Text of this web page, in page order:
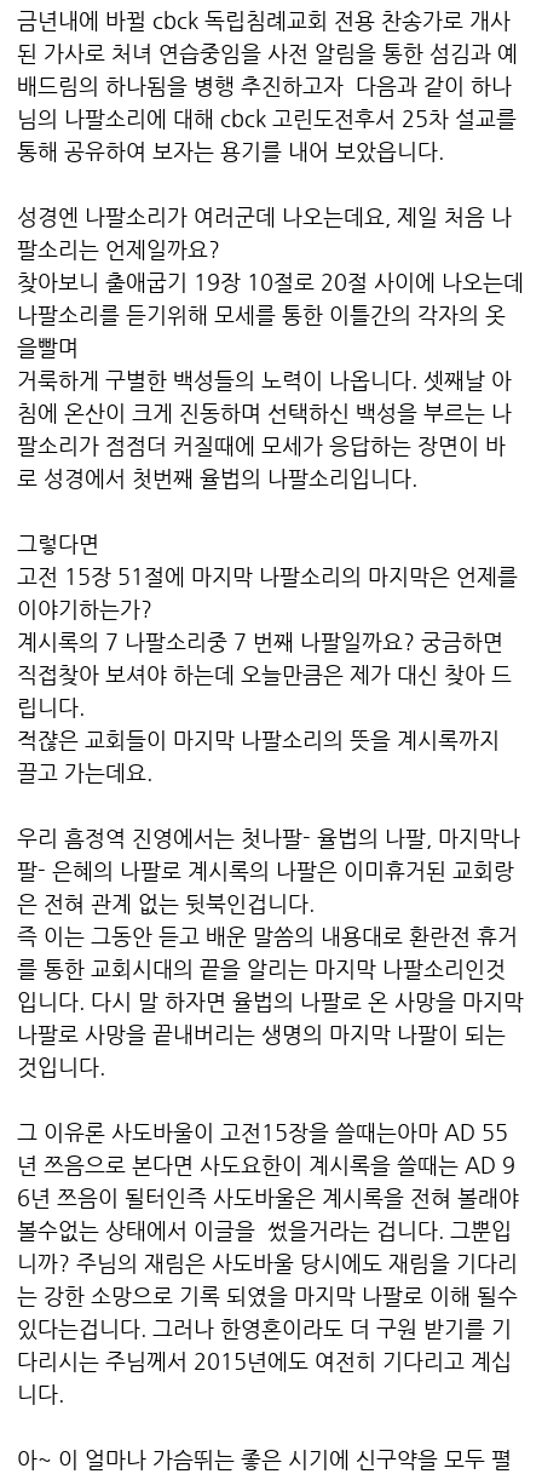
금년내에 바뀔 cbck 독립침례교회 전용 찬송가로 개사
된 가사로 처녀 연습중임을 사전 알림을 통한 섬김과 예
배드림의 하나됨을 병행 추진하고자 다음과 같이 하나
님의 나팔소리에 대해 cbck 고린도전후서 25차 설교를
통해 공유하여 보자는 용기를 내어 보았읍니다.
성경엔 나팔소리가 여러군데 나오는데요, 제일 처음 나
팔소리는 언제일까요?
찾아보니 출애굽기 19장 10절로 20절 사이에 나오는데
나팔소리를 듣기위해 모세를 통한 이틀간의 각자의 옷
을빨며
거룩하게 구별한 백성들의 노력이 나옵니다. 셋째날 아
침에 온산이 크게 진동하며 선택하신 백성을 부르는 나
팔소리가 점점더 커질때에 모세가 응답하는 장면이 바
로 성경에서 첫번째 율법의 나팔소리입니다.
그렇다면
고전 15장 51절에 마지막 나팔소리의 마지막은 언제를
이야기하는가?
계시록의 7 나팔소리중 7 번째 나팔일까요? 궁금하면
직접찾아 보셔야 하는데 오늘만큼은 제가 대신 찾아 드
립니다.
적쟎은 교회들이 마지막 나팔소리의 뜻을 계시록까지
끌고 가는데요.
우리 흠정역 진영에서는 첫나팔- 율법의 나팔, 마지막나
팔- 은혜의 나팔로 계시록의 나팔은 이미휴거된 교회랑
은 전혀 관계 없는 뒷북인겁니다.
즉 이는 그동안 듣고 배운 말씀의 내용대로 환란전 휴거
를 통한 교회시대의 끝을 알리는 마지막 나팔소리인것
입니다. 다시 말 하자면 율법의 나팔로 온 사망을 마지막
나팔로 사망을 끝내버리는 생명의 마지막 나팔이 되는
것입니다.
그 이유론 사도바울이 고전15장을 쓸때는아마 AD 55
년 쯔음으로 본다면 사도요한이 계시록을 쓸때는 AD 9
6년 쯔음이 될터인즉 사도바울은 계시록을 전혀 볼래야
볼수없는 상태에서 이글을 썼을거라는 겁니다. 그뿐입
니까? 주님의 재림은 사도바울 당시에도 재림을 기다리
는 강한 소망으로 기록 되였을 마지막 나팔로 이해 될수
있다는겁니다. 그러나 한영혼이라도 더 구원 받기를 기
다리시는 주님께서 2015년에도 여전히 기다리고 계십
니다.
아~ 이 얼마나 가슴뛰는 좋은 시기에 신구약을 모두 펼